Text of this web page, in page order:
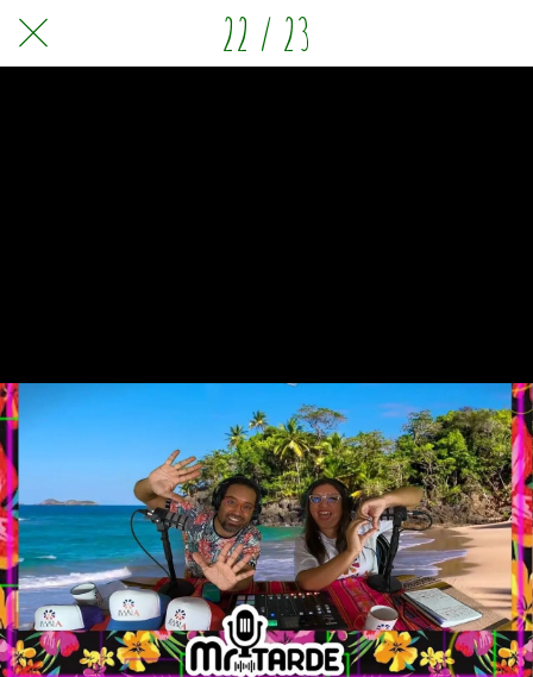
22 / 23